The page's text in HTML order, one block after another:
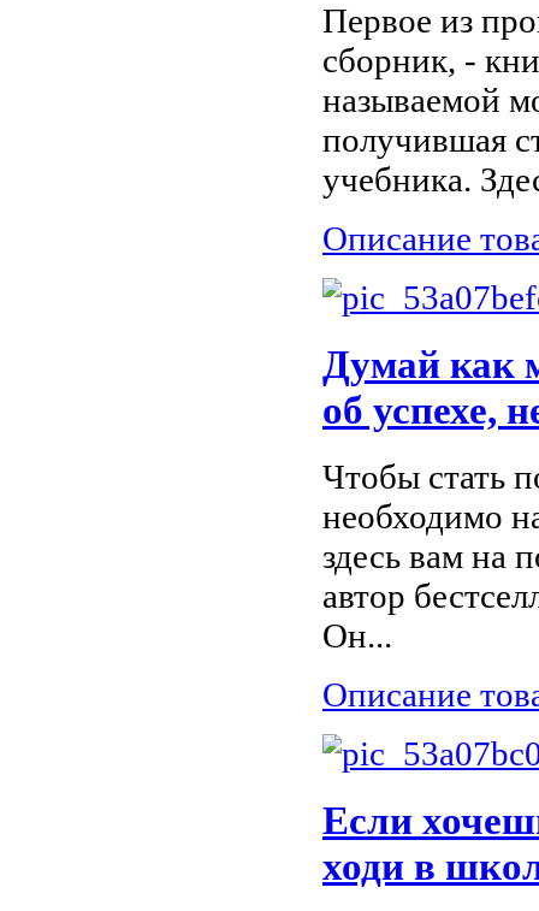
Первое из
сборник, -
называемой
получившая
учебника.
Описание
Думай как
об успехе,
Чтобы стать
необходимо
здесь вам на
автор
Он...
Описание
Если
ходи в